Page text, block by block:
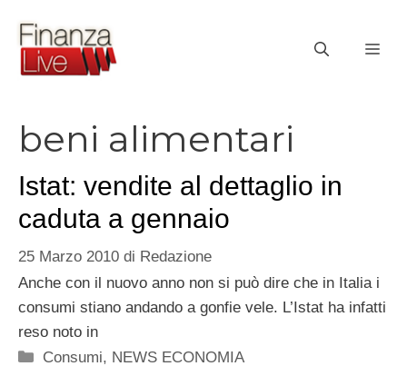
contenuto
beni alimentari
Istat: vendite al dettaglio in
caduta a gennaio
25 Marzo 2010 di Redazione
Anche con il nuovo anno non si può dire che in Italia i
consumi stiano andando a gonfie vele. L’Istat ha infatti
reso noto in
Categorie
Consumi, NEWS ECONOMIA